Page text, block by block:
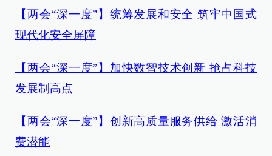
【两会“深一度”】统筹发展和安全 筑牢中国式
现代化安全屏障
【两会“深一度”】加快数智技术创新 抢占科技
发展制高点
【两会“深一度”】创新高质量服务供给 激活消
费潜能